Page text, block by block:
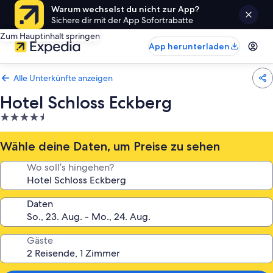
Warum wechselst du nicht zur App?
Sichere dir mit der App Sofortrabatte
Zum Hauptinhalt springen
App herunterladen
Alle Unterkünfte anzeigen
Hotel Schloss Eckberg
4.5-
Sterne-
Unterkunft
Wähle deine Daten, um Preise zu sehen
Wo soll’s hingehen?
Daten
Gäste